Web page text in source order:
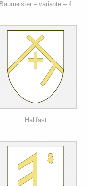
Baumeister – variante – 4
Haltfast